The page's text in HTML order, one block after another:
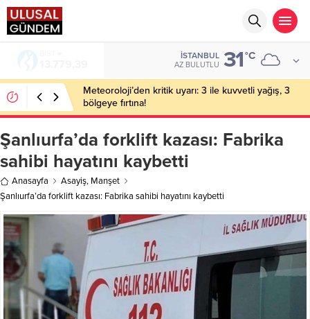
İSTANBUL
AZ BULUTLU 31°C
Meteoroloji’den kritik uyarı: 3 ile kuvvetli yağış, 3
bölgeye fırtına!
Şanlıurfa’da forklift kazası: Fabrika
sahibi hayatını kaybetti
Anasayfa Asayiş, Manşet
Şanlıurfa’da forklift kazası: Fabrika sahibi hayatını kaybetti